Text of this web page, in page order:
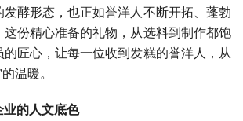
酵形态，也正如誉洋人不断开拓、蓬勃
这份精心准备的礼物，从选料到制作都饱
匠心，让每一位收到发糕的誉洋人，从
温暖。
业的人文底色